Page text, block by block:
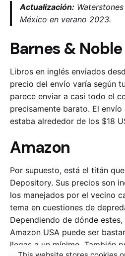
Actualización:
México en verano 2023.
Barnes & Noble
Libros en inglés enviados
precio del envío varía según
parece enviar a casi todo el
precisamente barato. El
estaba alrededor de los $18
Amazon
Por supuesto, está el titán
Depository. Sus precios son
los manejados por el vecino
tema en cuestiones de
Dependiendo de dónde
Amazon USA puede ser
llegas a un mínimo. También